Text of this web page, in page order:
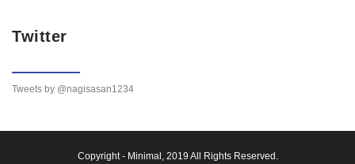
Twitter
Tweets by @nagisasan1234
Copyright - Minimal, 2019 All Rights Reserved.